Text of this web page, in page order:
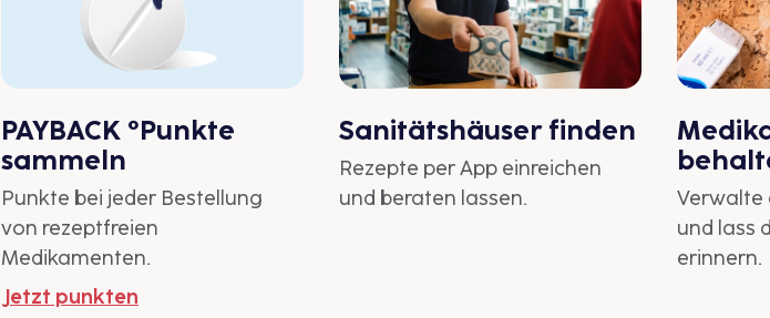
PAYBACK °Punkte
sammeln
Punkte bei jeder Bestellung
von rezeptfreien
Medikamenten.
Jetzt punkten
Sanitätshäuser finden
Rezepte per App einreichen
und beraten lassen.
Verwalte
und lass
erinnern.